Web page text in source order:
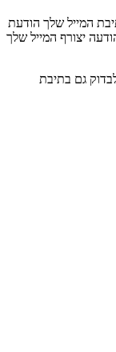
המייל שלך הודעת
יצורף המייל שלך
גם בתיבת